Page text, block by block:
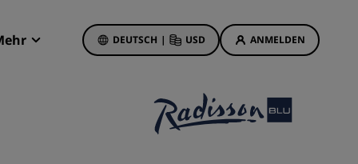
DEUTSCH | USD ANMELDEN
Hotelangebote